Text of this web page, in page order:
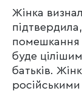
Жінка
помешкання
буде
батьків.